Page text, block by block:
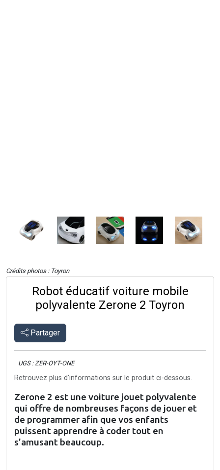
Crédits photos : Toyron
Robot éducatif voiture mobile
polyvalente Zerone 2 Toyron
Partager
UGS : ZER-OYT-ONE
Retrouvez plus d'informations sur le produit ci-dessous.
Zerone 2 est une voiture jouet polyvalente
qui offre de nombreuses façons de jouer et
de programmer afin que vos enfants
puissent apprendre à coder tout en
s'amusant beaucoup.